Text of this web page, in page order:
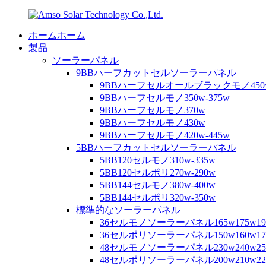
ホームホーム
製品
ソーラーパネル
9BBハーフカットセルソーラーパネル
9BBハーフセルオールブラックモノ
9BBハーフセルモノ350w-375w
9BBハーフセルモノ370w
9BBハーフセルモノ430w
9BBハーフセルモノ420w-445w
5BBハーフカットセルソーラーパネル
5BB120セルモノ310w-335w
5BB120セルポリ270w-290w
5BB144セルモノ380w-400w
5BB144セルポリ320w-350w
標準的なソーラーパネル
36セルモノソーラーパネル
36セルポリソーラーパネル
48セルモノソーラーパネル
48セルポリソーラーパネル